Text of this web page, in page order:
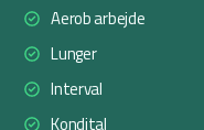
Aerob arbejde
Lunger
Interval
Kondital